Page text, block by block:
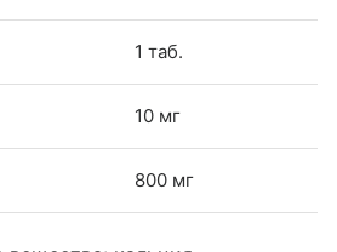
1 таб.
10 мг
800 мг